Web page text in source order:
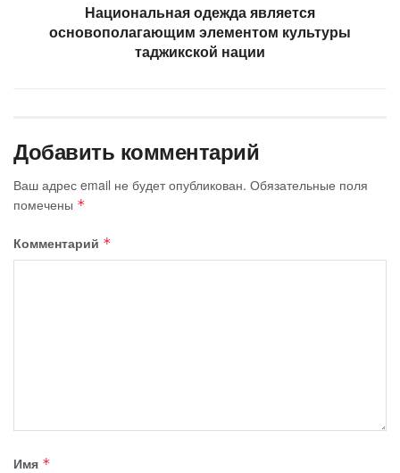
Национальная одежда является
основополагающим элементом культуры
таджикской нации
Добавить комментарий
Ваш адрес email не будет опубликован. Обязательные поля
помечены *
Комментарий *
Имя *